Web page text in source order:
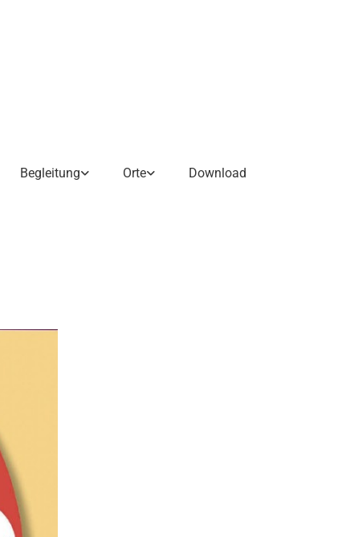
Begleitung Orte Download